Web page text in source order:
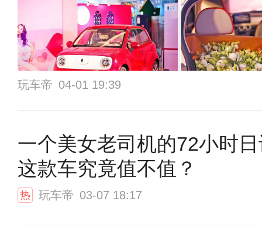
玩车帝 04-01 19:39
一个美女老司机的72小时
这款车究竟值不值？
热 玩车帝 03-07 18:17